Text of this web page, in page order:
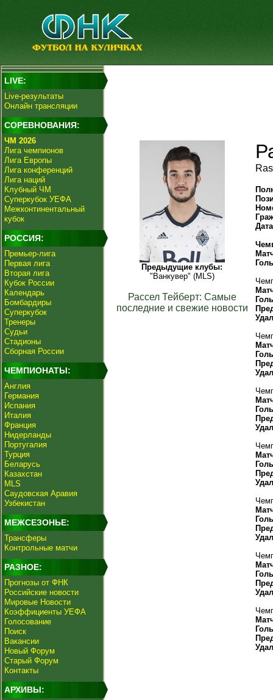
LIVE:
Live-результаты
Онлайн трансляции
СОРЕВНОВАНИЯ:
ЧМ 2026
Лига чемпионов
Лига Европы
Лига конференций
Лига наций
Клубный ЧМ
Суперкубок УЕФА
Межконтинентальный
кубок
РОССИЯ:
Премьер-лига
Первая лига
Вторая лига
Кубок России
Календарь
Бомбардиры
Суперкубок
Тренеры
Судьи
Стадионы
Сборная России
ЧЕМПИОНАТЫ:
Англия
Германия
Испания
Италия
Франция
Нидерланды
Португалия
Турция
Беларусь
Казахстан
MLS
Саудовская Аравия
Узбекистан
МЕЖСЕЗОНЬЕ:
Трансферы
Контрольные матчи
РАЗНОЕ:
Прогнозы от ФНК
Российские новости
Мировые Новости
Коэффициенты УЕФА
Голосование
Поиск
Вакансии
Новый Форум
Старый Форум
Контакты
АРХИВЫ:
Предыдущие клубы:
"Ванкувер" (MLS)
Рассел Тейберт: Самые
последние и свежие новости